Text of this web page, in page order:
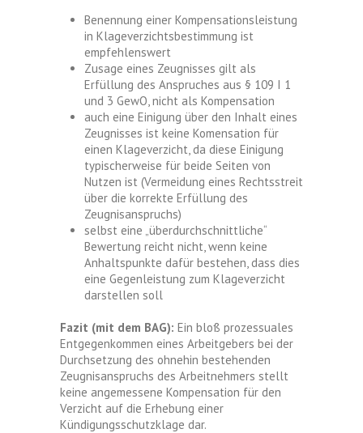
Benennung einer Kompensationsleistung
in Klageverzichtsbestimmung ist
empfehlenswert
Zusage eines Zeugnisses gilt als
Erfüllung des Anspruches aus § 109 I 1
und 3 GewO, nicht als Kompensation
auch eine Einigung über den Inhalt eines
Zeugnisses ist keine Komensation für
einen Klageverzicht, da diese Einigung
typischerweise für beide Seiten von
Nutzen ist (Vermeidung eines Rechtsstreit
über die korrekte Erfüllung des
Zeugnisanspruchs)
selbst eine „überdurchschnittliche“
Bewertung reicht nicht, wenn keine
Anhaltspunkte dafür bestehen, dass dies
eine Gegenleistung zum Klageverzicht
darstellen soll
Fazit (mit dem BAG): Ein bloß prozessuales
Entgegenkommen eines Arbeitgebers bei der
Durchsetzung des ohnehin bestehenden
Zeugnisanspruchs des Arbeitnehmers stellt
keine angemessene Kompensation für den
Verzicht auf die Erhebung einer
Kündigungsschutzklage dar.